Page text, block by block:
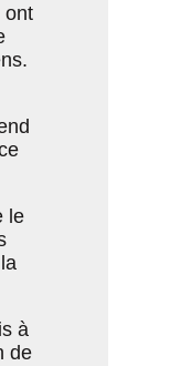
ont
le
à
de